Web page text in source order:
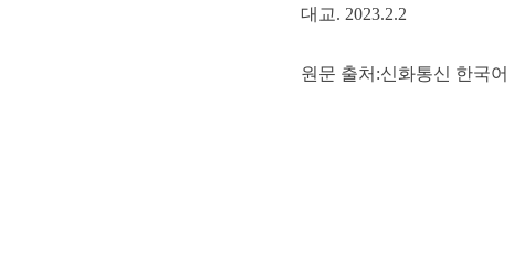
대교. 2023.2.2
원문 출처:신화통신 한국어